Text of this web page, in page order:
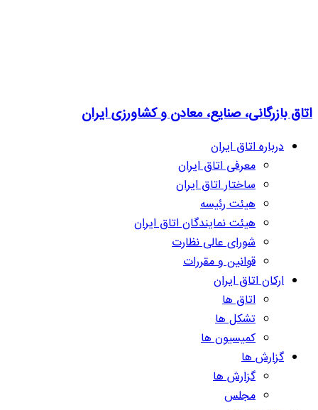
اتاق بازرگانی، صنایع، معادن و کشاورزی ایران
درباره اتاق ایران
معرفی اتاق ایران
ساختار اتاق ایران
هیئت رئیسه
هیئت نمایندگان اتاق ایران
شورای عالی نظارت
قوانین و مقررات
ارکان اتاق ایران
اتاق ها
تشکل ها
کمیسیون ها
گزارش ها
گزارش ها
مجلس